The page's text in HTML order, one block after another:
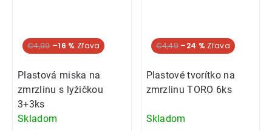
€4,99 –16 %
Plastová miska na
zmrzlinu s lyžičkou
3+3ks
Skladom
€4,49 –24 %
Plastové tvorítko na
zmrzlinu TORO 6ks
Skladom